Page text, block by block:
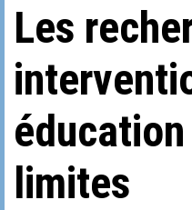
Les
limites